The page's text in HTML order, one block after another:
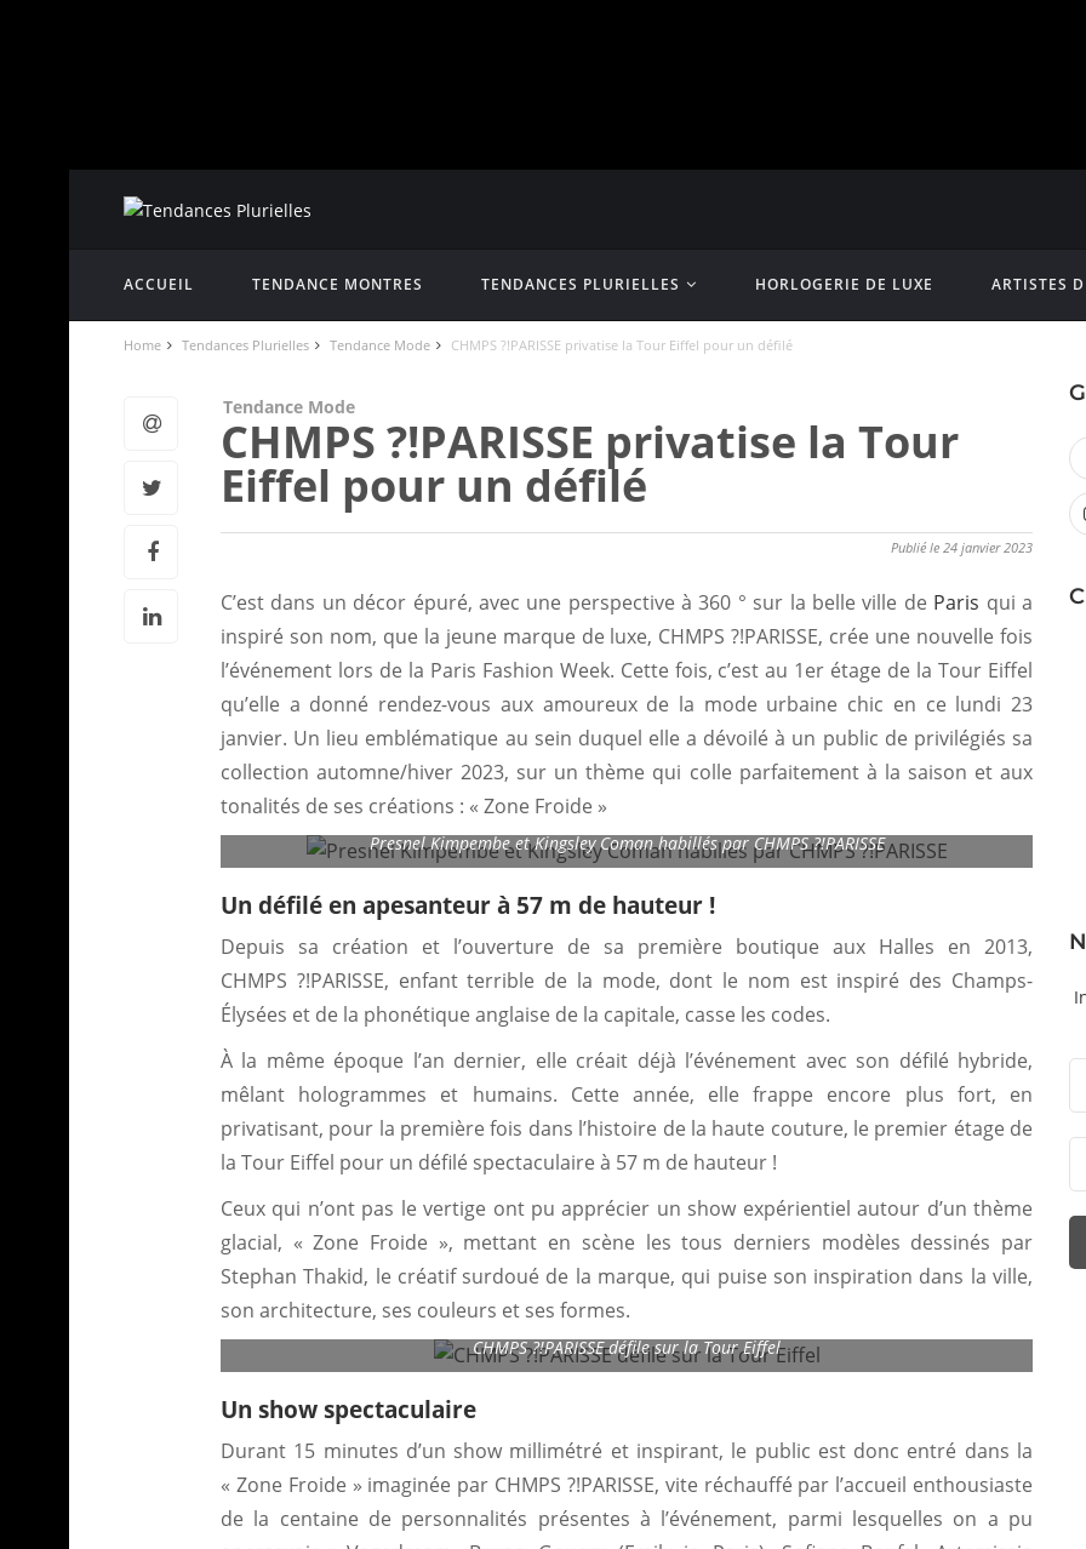
ACCUEIL TENDANCE MONTRES TENDANCES PLURIELLES HORLOGERIE DE LUXE ARTISTES
Home Tendances Plurielles Tendance Mode CHMPS ?!PARISSE privatise la Tour Eiffel pour un défilé
Tendance Mode
CHMPS ?!PARISSE privatise la Tour
Eiffel pour un défilé
Publié le 24 janvier 2023
C’est dans un décor épuré, avec une perspective à 360 ° sur la belle ville de Paris qui a
inspiré son nom, que la jeune marque de luxe, CHMPS ?!PARISSE, crée une nouvelle fois
l’événement lors de la Paris Fashion Week. Cette fois, c’est au 1er étage de la Tour Eiffel
qu’elle a donné rendez-vous aux amoureux de la mode urbaine chic en ce lundi 23
janvier. Un lieu emblématique au sein duquel elle a dévoilé à un public de privilégiés sa
collection automne/hiver 2023, sur un thème qui colle parfaitement à la saison et aux
tonalités de ses créations : « Zone Froide »
Presnel Kimpembe et Kingsley Coman habillés par CHMPS ?!PARISSE
Un défilé en apesanteur à 57 m de hauteur !
Depuis sa création et l’ouverture de sa première boutique aux Halles en 2013,
CHMPS ?!PARISSE, enfant terrible de la mode, dont le nom est inspiré des Champs-
Élysées et de la phonétique anglaise de la capitale, casse les codes.
À la même époque l’an dernier, elle créait déjà l’événement avec son défilé hybride,
mêlant hologrammes et humains. Cette année, elle frappe encore plus fort, en
privatisant, pour la première fois dans l’histoire de la haute couture, le premier étage de
la Tour Eiffel pour un défilé spectaculaire à 57 m de hauteur !
Ceux qui n’ont pas le vertige ont pu apprécier un show expérientiel autour d’un thème
glacial, « Zone Froide », mettant en scène les tous derniers modèles dessinés par
Stephan Thakid, le créatif surdoué de la marque, qui puise son inspiration dans la ville,
son architecture, ses couleurs et ses formes.
CHMPS ?!PARISSE défile sur la Tour Eiffel
Un show spectaculaire
Durant 15 minutes d’un show millimétré et inspirant, le public est donc entré dans la
« Zone Froide » imaginée par CHMPS ?!PARISSE, vite réchauffé par l’accueil enthousiaste
de la centaine de personnalités présentes à l’événement, parmi lesquelles on a pu